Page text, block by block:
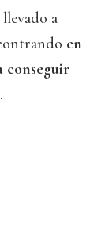
a
en
conseguir